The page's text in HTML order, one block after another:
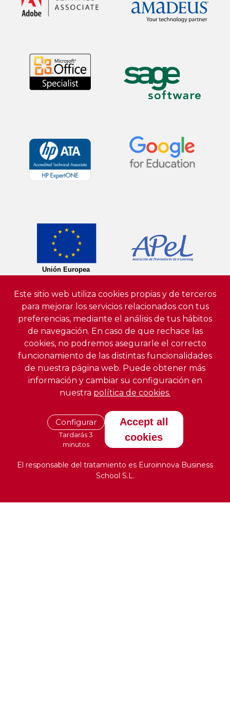
Este sitio web utiliza cookies propias y de terceros
para mejorar los servicios relacionados con tus
preferencias, mediante el análisis de tus hábitos
de navegación. En caso de que rechace las
cookies, no podremos asegurarle el correcto
funcionamiento de las distintas funcionalidades
de nuestra página web. Puede obtener más
información y cambiar su configuración en
nuestra política de cookies.
Configurar
Tardarás 3
minutos
Accept all
cookies
El responsable del tratamiento es Euroinnova Business
School S.L.